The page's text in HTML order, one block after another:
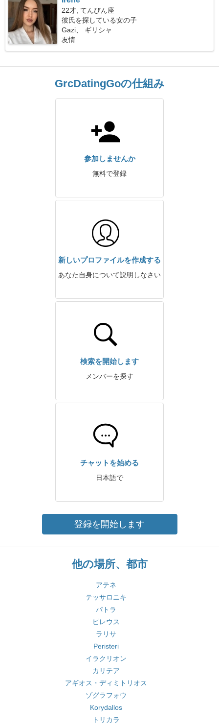
22才, てんびん座
彼氏を探している女の子
Gazi、 ギリシャ
友情
GrcDatingGoの仕組み
参加しませんか
無料で登録
新しいプロファイルを作成する
あなた自身について説明しなさい
検索を開始します
メンバーを探す
チャットを始める
日本語で
登録を開始します
他の場所、都市
アテネ
テッサロニキ
パトラ
ピレウス
ラリサ
Peristeri
イラクリオン
カリテア
アギオス・ディミトリオス
ゾグラフォウ
Korydallos
トリカラ